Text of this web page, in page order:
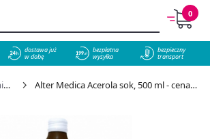
0
dostawa już
w dobę
bezpłatna
wysyłka
bezpieczny
transport
Alter Medica Acerola sok, 500 ml - cena 22,49 zł